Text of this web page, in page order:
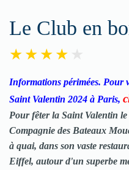
Le Club en
Informations périmées. Pour
Saint Valentin 2024 à Paris,
Pour fêter la Saint Valentin le
Compagnie des Bateaux
à quai, dans son vaste
Eiffel, autour d'un superbe